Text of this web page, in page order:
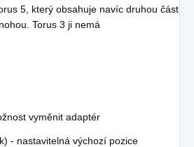
5, který obsahuje navíc druhou část
Torus 3 ji nemá
vyměnit adaptér
- nastavitelná výchozí pozice